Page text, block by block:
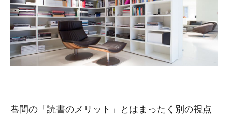
巷間の「読書のメリット」とはまったく別の視点